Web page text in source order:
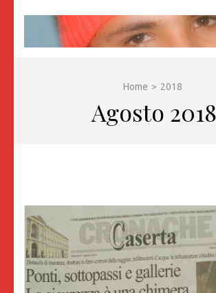
Home > 2018
Agosto 2018